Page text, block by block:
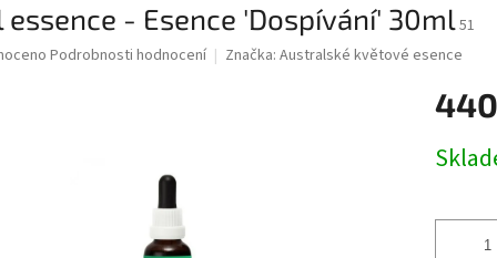
essence - Esence 'Dospívání' 30ml51
Podrobnosti hodnocení Značka: Australské květové esence
cena: